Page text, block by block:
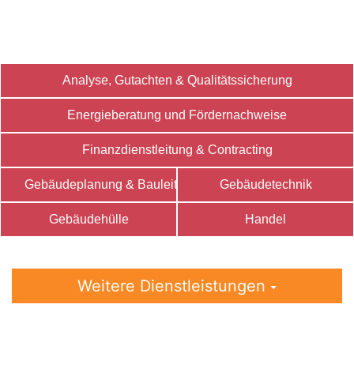
Analyse, Gutachten & Qualitätssicherung
Energieberatung und Fördernachweise
Finanzdienstleitung & Contracting
Gebäudeplanung & Bauleitung Gebäudetechnik
Gebäudehülle Handel
Weitere Dienstleistungen